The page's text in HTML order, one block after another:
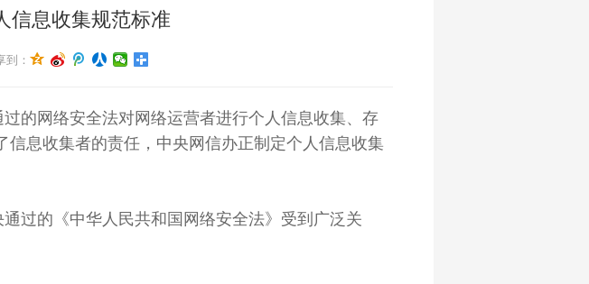
信息收集规范标准
到：
的网络安全法对网络运营者进行个人信息收集、存
息收集者的责任，中央网信办正制定个人信息收集
过的《中华人民共和国网络安全法》受到广泛关